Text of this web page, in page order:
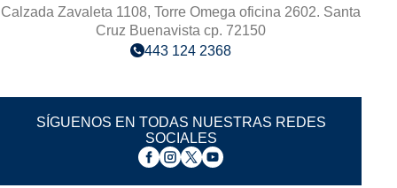
Calzada Zavaleta 1108, Torre Omega oficina 2602. Santa
Cruz Buenavista cp. 72150
443 124 2368
SÍGUENOS EN TODAS NUESTRAS REDES
SOCIALES